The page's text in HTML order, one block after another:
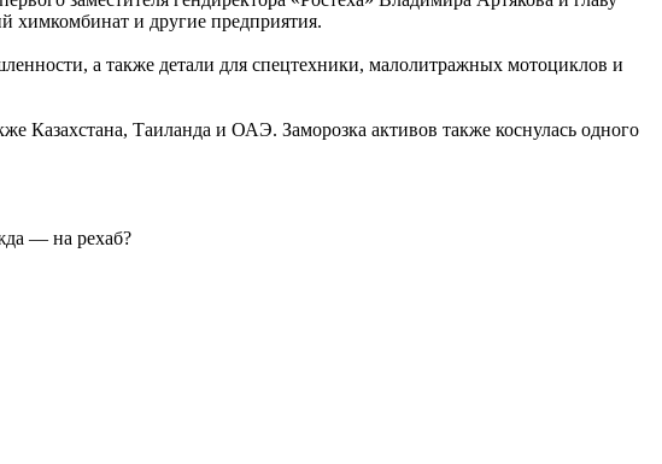
и другие предприятия.
а также детали для спецтехники, малолитражных мотоциклов и
Казахстана, Таиланда и ОАЭ. Заморозка активов также коснулась одного
— на рехаб?